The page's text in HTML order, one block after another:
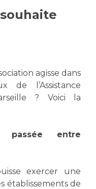
visite à un patient
agisse dans
de l’Assistance
? Voici la
passée entre
exercer une
établissements de